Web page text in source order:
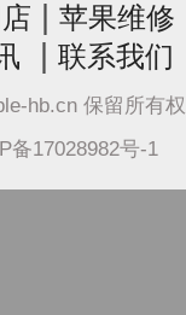
苹果维修
联系我们
hb.cn 保留所有
备17028982号-1